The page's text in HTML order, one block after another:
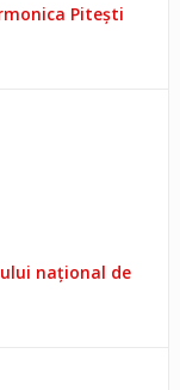
Pitești
național de